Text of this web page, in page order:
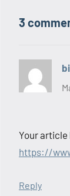
3
Your article
https://
Reply